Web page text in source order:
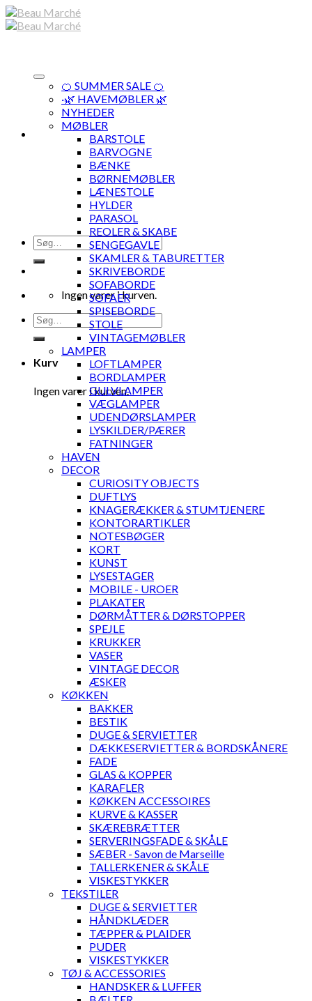
Skip
to
Søg
efter:
Ingen varer i kurven.
Søg
efter:
Kurv
Ingen varer i kurven.
🍊 SUMMER SALE 🍊
·🌿 HAVEMØBLER 🌿
NYHEDER
MØBLER
BARSTOLE
BARVOGNE
BÆNKE
BØRNEMØBLER
LÆNESTOLE
HYLDER
PARASOL
REOLER & SKABE
SENGEGAVLE
SKAMLER & TABURETTER
SKRIVEBORDE
SOFABORDE
SOFAER
SPISEBORDE
STOLE
VINTAGEMØBLER
LAMPER
LOFTLAMPER
BORDLAMPER
GULVLAMPER
VÆGLAMPER
UDENDØRSLAMPER
LYSKILDER/PÆRER
FATNINGER
HAVEN
DECOR
CURIOSITY OBJECTS
DUFTLYS
KNAGERÆKKER & STUMTJENERE
KONTORARTIKLER
NOTESBØGER
KORT
KUNST
LYSESTAGER
MOBILE - UROER
PLAKATER
DØRMÅTTER & DØRSTOPPER
SPEJLE
KRUKKER
VASER
VINTAGE DECOR
ÆSKER
KØKKEN
BAKKER
BESTIK
DUGE & SERVIETTER
DÆKKESERVIETTER & BORDSKÅNERE
FADE
GLAS & KOPPER
KARAFLER
KØKKEN ACCESSOIRES
KURVE & KASSER
SKÆREBRÆTTER
SERVERINGSFADE & SKÅLE
SÆBER - Savon de Marseille
TALLERKENER & SKÅLE
VISKESTYKKER
TEKSTILER
DUGE & SERVIETTER
HÅNDKLÆDER
TÆPPER & PLAIDER
PUDER
VISKESTYKKER
TØJ & ACCESSORIES
HANDSKER & LUFFER